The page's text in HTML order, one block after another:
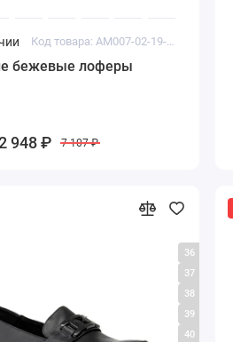
Код товара: AM007-02-19-ST
бежевые лоферы
948 ₽ 7 107 ₽
36
37
38
39
40